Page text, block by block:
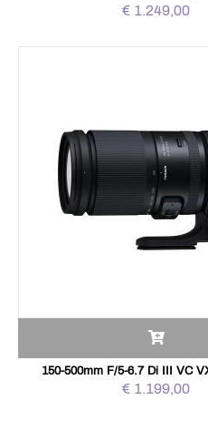
€ 1.249,00
150-500mm F/5-6.7 Di III VC
€ 1.199,00